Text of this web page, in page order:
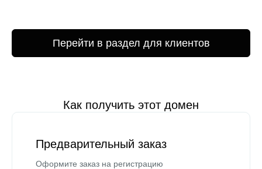
Перейти в раздел для клиентов
Как получить этот домен
Предварительный заказ
Оформите заказ на регистрацию